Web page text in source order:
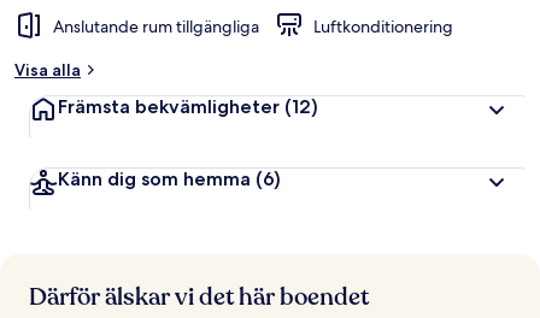
Anslutande rum tillgängliga
Luftkonditionering
Visa alla
Främsta bekvämligheter (12)
Känn dig som hemma (6)
Därför älskar vi det här boendet